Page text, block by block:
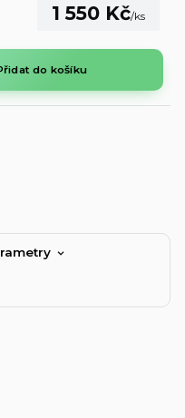
1 550 Kč/ks
do košíku